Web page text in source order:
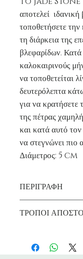
αποτελεί
τοποθετήσετε
τη διάρκεια της
βλεφαρίδων. Κατά
καλοκαιρινούς
να τοποθετείται
δευτερόλεπτα
για να κρατήσετε
της πέτρας
και κατά αυτό
να στεγνώνει πιο
Διάμετρος: 5 cm
ΠΕΡΙΓΡΑΦΗ
ΤΡΟΠΟΙ